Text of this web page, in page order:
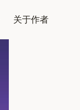
关于作者